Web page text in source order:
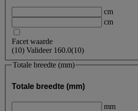
cm
cm
Facet waarde
(10) Valideer 160.0(10)
Totale breedte (mm)
Totale breedte (mm)
mm